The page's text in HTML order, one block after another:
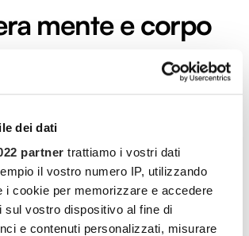
dei dati
partner trattiamo i vostri dati
il vostro numero IP, utilizzando
i cookie per memorizzare e accedere
sul vostro dispositivo al fine di
e contenuti personalizzati, misurare
mente e corpo
Terme
verde dei Colli Euganei, Montegrotto
LEGGI L'ARTICOLO